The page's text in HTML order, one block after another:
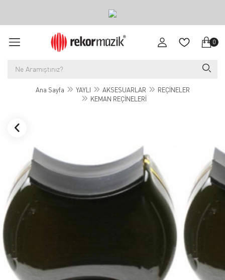
0
Ana Sayfa YAYLI AKSESUARLAR
REÇİNELER
KEMAN REÇİNELERİ